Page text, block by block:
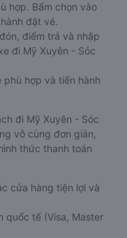
hợp. Bấm chọn vào
đặt vé.
điểm trả và nhập
đi Mỹ Xuyên - Sóc
hợp và tiến hành
đi Mỹ Xuyên - Sóc
vô cùng đơn giản,
thức thanh toán
cửa hàng tiện lợi và
quốc tế (Visa, Master